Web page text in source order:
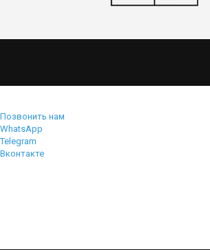
Позвонить нам
WhatsApp
Telegram
Вконтакте